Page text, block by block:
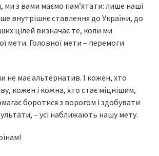
ми з вами маємо пам’ятати: лише наші
внутрішнє ставлення до України, до
цілей визначає те, коли ми
мети. Головної мети – перемоги
не має альтернатив. І кожен, хто
кожен і кожна, хто стає міцнішим,
боротися з ворогом і здобувати
– усі наближають нашу мету.